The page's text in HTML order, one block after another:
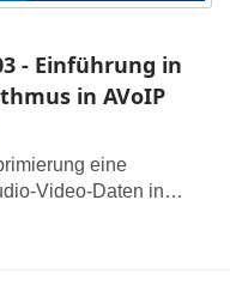
- Einführung in
in AVoIP
eine
Video-Daten in
der